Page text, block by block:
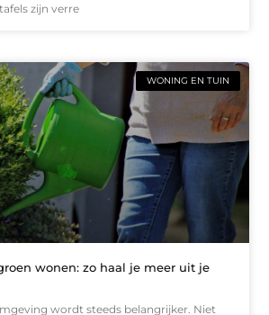
zijn verre
WONING EN TUIN
wonen: zo haal je meer uit je
wordt steeds belangrijker. Niet